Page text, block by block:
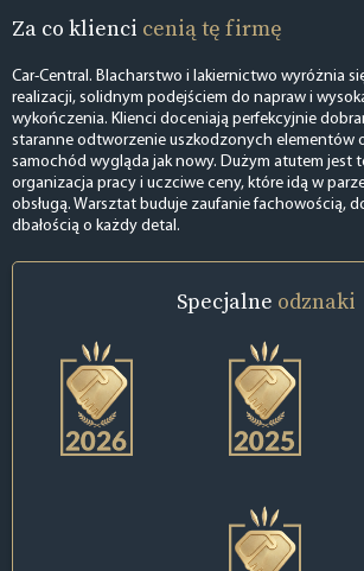
Za co klienci cenią tę firmę
Car-Central. Blacharstwo i lakiernictwo wyróżnia
realizacji, solidnym podejściem do napraw i
wykończenia. Klienci doceniają perfekcyjnie
staranne odtworzenie uszkodzonych elementów
samochód wygląda jak nowy. Dużym atutem jest
organizacja pracy i uczciwe ceny, które idą w
obsługą. Warsztat buduje zaufanie fachowością,
dbałością o każdy detal.
Specjalne odznaki